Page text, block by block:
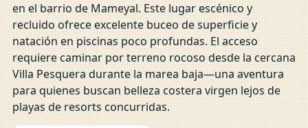
en el barrio de Mameyal. Este lugar escénico y
recluido ofrece excelente buceo de superficie y
natación en piscinas poco profundas. El acceso
requiere caminar por terreno rocoso desde la cercana
Villa Pesquera durante la marea baja—una aventura
para quienes buscan belleza costera virgen lejos de
playas de resorts concurridas.